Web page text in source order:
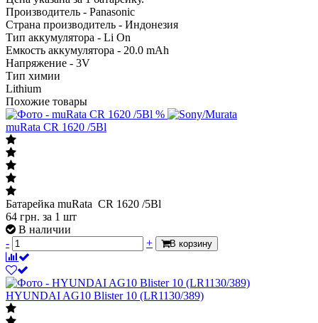
Производитель - Panasonic
Страна производитель - Индонезия
Тип аккумулятора - Li On
Емкость аккумулятора - 20.0 mAh
Напряжение - 3V
Тип химии
Lithium
Похожие товары
%
muRata CR 1620 /5Bl
Батарейка muRata CR 1620 /5Bl
64 грн. за 1 шт
В наличии
-
+ В корзину
HYUNDAI AG10 Blister 10 (LR1130/389)